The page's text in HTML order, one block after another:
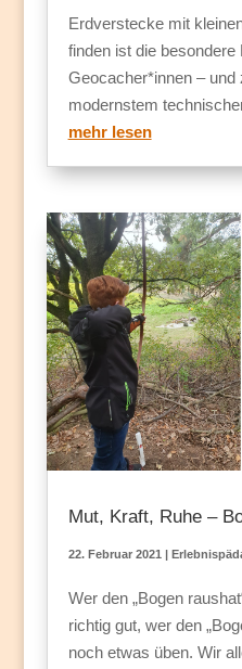
Erdverstecke mit
finden ist die besondere
Geocacher*innen –
modernstem
mehr lesen
Mut, Kraft, Ruhe –
22. Februar 2021|
Wer den „Bogen
richtig gut, wer den
noch etwas üben. Wir